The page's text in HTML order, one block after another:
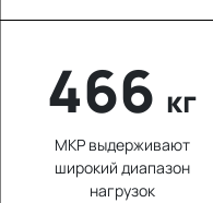
663 кг
МКР выдерживают
широкий диапазон
нагрузок